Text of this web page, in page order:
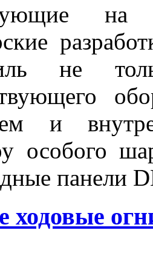
не
и
особого
панели
ходовые